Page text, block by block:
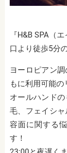
『H&B SPA（
口より徒歩5分
ヨーロピアン
もに利用可能の
オールハンド
毛、フェイシ
容面に関する
す！